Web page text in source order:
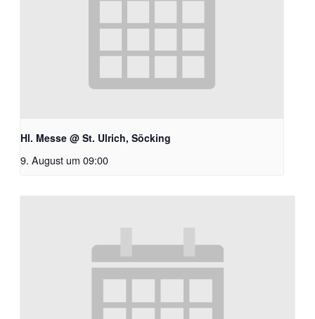
Hl. Messe @ St. Ulrich, Söcking
9. August um 09:00